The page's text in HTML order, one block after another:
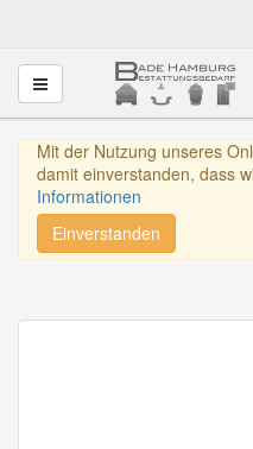
Toggle navigation
Mit der Nutzung unseres
damit einverstanden, dass
Informationen
Einverstanden